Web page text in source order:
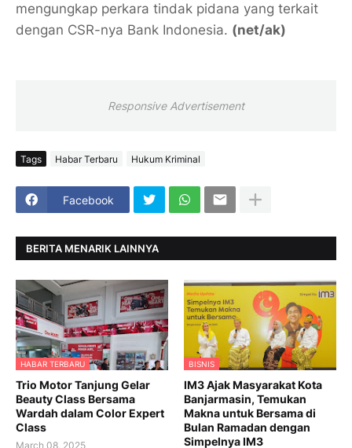
mengungkap perkara tindak pidana yang terkait
dengan CSR-nya Bank Indonesia. (net/ak)
Responsive Advertisement
Tags Habar Terbaru Hukum Kriminal
Facebook
BERITA MENARIK LAINNYA
HABAR TERBARU
Trio Motor Tanjung Gelar
Beauty Class Bersama
Wardah dalam Color Expert
Class
March 08, 2025
BISNIS
IM3 Ajak Masyarakat Kota
Banjarmasin, Temukan
Makna untuk Bersama di
Bulan Ramadan dengan
Simpelnya IM3